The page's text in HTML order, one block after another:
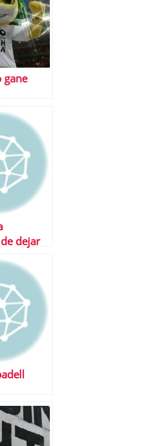
gane
dejar